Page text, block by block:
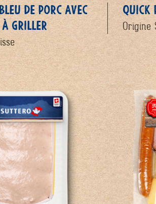
DE PORC AVEC
GRILLER
QUICK
Origine